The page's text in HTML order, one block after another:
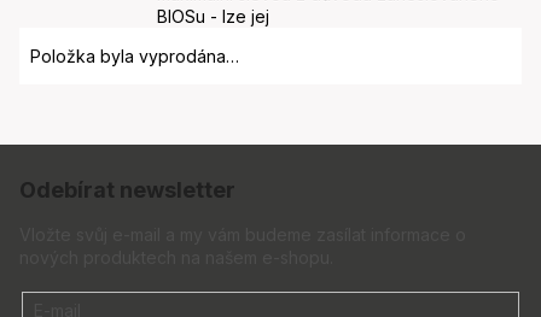
BIOSu - lze jej
Položka byla vyprodána…
Odebírat newsletter